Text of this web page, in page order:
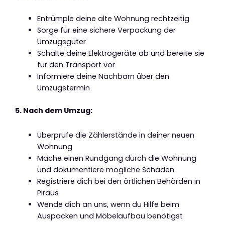
Entrümple deine alte Wohnung rechtzeitig
Sorge für eine sichere Verpackung der
Umzugsgüter
Schalte deine Elektrogeräte ab und bereite sie
für den Transport vor
Informiere deine Nachbarn über den
Umzugstermin
5. Nach dem Umzug:
Überprüfe die Zählerstände in deiner neuen
Wohnung
Mache einen Rundgang durch die Wohnung
und dokumentiere mögliche Schäden
Registriere dich bei den örtlichen Behörden in
Piräus
Wende dich an uns, wenn du Hilfe beim
Auspacken und Möbelaufbau benötigst